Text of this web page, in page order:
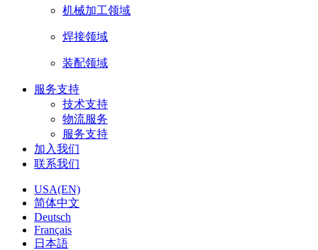
机械加工领域
焊接领域
装配领域
服务支持
技术支持
物流服务
服务支持
加入我们
联系我们
USA(EN)
简体中文
Deutsch
Français
日本語